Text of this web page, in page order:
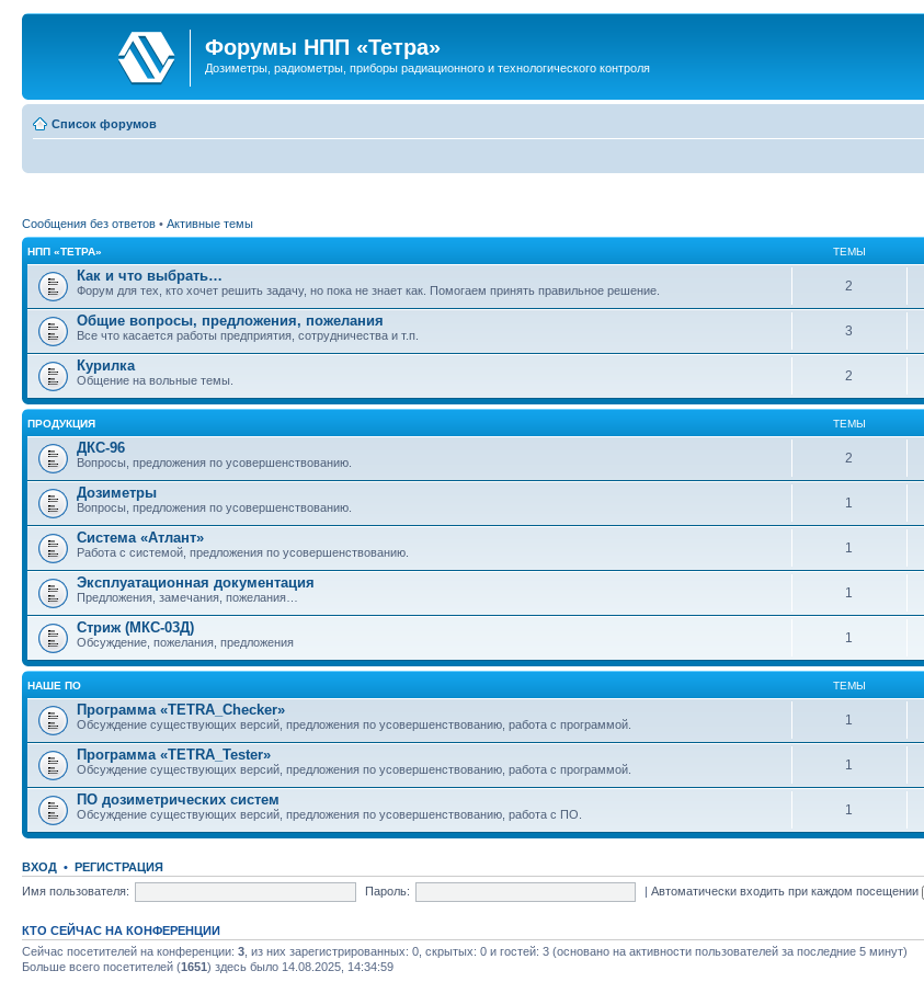
Форумы НПП «Тетра»
Дозиметры, радиометры, приборы радиационного и технологического контроля
Список форумов
Сообщения без ответов • Активные темы
НПП «ТЕТРА» ТЕМЫ
Как и что выбрать…
Форум для тех, кто хочет решить задачу, но пока не знает как. Помогаем принять правильное решение. 2
Общие вопросы, предложения, пожелания
Все что касается работы предприятия, сотрудничества и т.п. 3
Курилка
Общение на вольные темы. 2
ПРОДУКЦИЯ ТЕМЫ
ДКС-96
Вопросы, предложения по усовершенствованию. 2
Дозиметры
Вопросы, предложения по усовершенствованию. 1
Система «Атлант»
Работа с системой, предложения по усовершенствованию. 1
Эксплуатационная документация
Предложения, замечания, пожелания… 1
Стриж (МКС-03Д)
Обсуждение, пожелания, предложения 1
НАШЕ ПО ТЕМЫ
Программа «TETRA_Checker»
Обсуждение существующих версий, предложения по усовершенствованию, работа с программой. 1
Программа «TETRA_Tester»
Обсуждение существующих версий, предложения по усовершенствованию, работа с программой. 1
ПО дозиметрических систем
Обсуждение существующих версий, предложения по усовершенствованию, работа с ПО. 1
ВХОД • РЕГИСТРАЦИЯ
Имя пользователя:
Пароль: |Автоматически входить при каждом посещении
КТО СЕЙЧАС НА КОНФЕРЕНЦИИ
Сейчас посетителей на конференции: 3 , из них зарегистрированных: 0, скрытых: 0 и гостей: 3 (основано на активности пользователей за последние 5 минут)
Больше всего посетителей (1651) здесь было 14.08.2025, 14:34:59